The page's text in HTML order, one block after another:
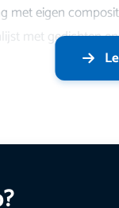
met eigen
met gedichten